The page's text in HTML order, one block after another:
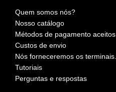
Quem somos nós?
Nosso catálogo
Métodos de pagamento aceitos
Custos de envio
Nós forneceremos os terminais.
Tutoriais
Perguntas e respostas